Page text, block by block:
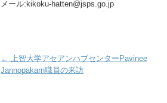
メール:kikoku-hatten@jsps.go.jp
Post navigation
←
上智大学アセアンハブセンターPavinee
Jannopakarn職員の来訪